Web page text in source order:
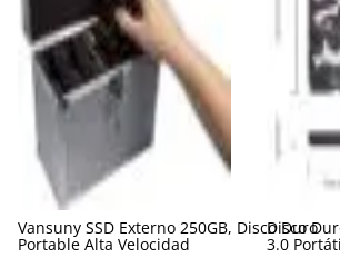
Vansuny SSD Externo 250GB, Disco Duro
Portable Alta Velocidad
Disco
3.0